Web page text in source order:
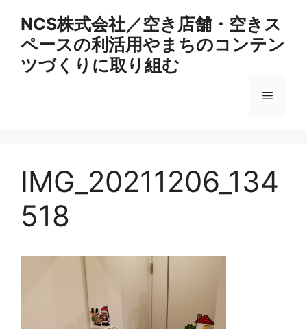
NCS株式会社／空き店舗・空きス
ペースの利活用やまちのコンテン
ツづくりに取り組む
メ
IMG_20211206_134
518